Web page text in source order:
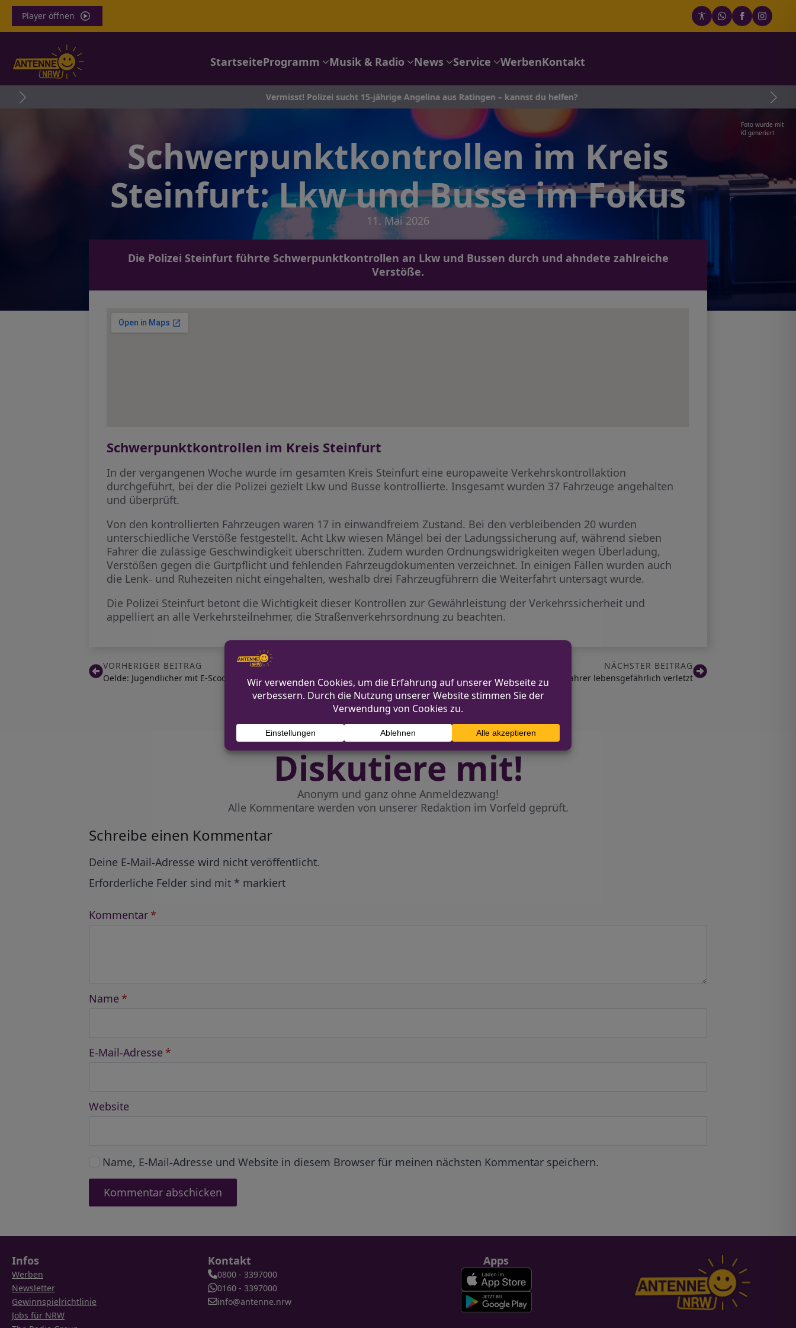
Player öffnen
StartseiteProgramm Musik & Radio News Service WerbenKontakt
Vermisst! Polizei sucht 15-jährige Angelina aus Ratingen – kannst du helfen?
Foto wurde mit
KI generiert
Schwerpunktkontrollen im Kreis
Steinfurt: Lkw und Busse im Fokus
11. Mai 2026
Die Polizei Steinfurt führte Schwerpunktkontrollen an Lkw und Bussen durch und ahndete zahlreiche
Verstöße.
Schwerpunktkontrollen im Kreis Steinfurt
In der vergangenen Woche wurde im gesamten Kreis Steinfurt eine europaweite Verkehrskontrollaktion
durchgeführt, bei der die Polizei gezielt Lkw und Busse kontrollierte. Insgesamt wurden 37 Fahrzeuge angehalten
und überprüft.
Von den kontrollierten Fahrzeugen waren 17 in einwandfreiem Zustand. Bei den verbleibenden 20 wurden
unterschiedliche Verstöße festgestellt. Acht Lkw wiesen Mängel bei der Ladungssicherung auf, während sieben
Fahrer die zulässige Geschwindigkeit überschritten. Zudem wurden Ordnungswidrigkeiten wegen Überladung,
Verstößen gegen die Gurtpflicht und fehlenden Fahrzeugdokumenten verzeichnet. In einigen Fällen wurden auch
die Lenk- und Ruhezeiten nicht eingehalten, weshalb drei Fahrzeugführern die Weiterfahrt untersagt wurde.
Die Polizei Steinfurt betont die Wichtigkeit dieser Kontrollen zur Gewährleistung der Verkehrssicherheit und
appelliert an alle Verkehrsteilnehmer, die Straßenverkehrsordnung zu beachten.
VORHERIGER BEITRAG
Oelde: Jugendlicher mit E-Scooter unter Alkohol- und Drogeneinfluss
NÄCHSTER BEITRAG
Schwerer Unfall in der Eifel – Motorradfahrer lebensgefährlich verletzt
Diskutiere mit!
Anonym und ganz ohne Anmeldezwang!
Alle Kommentare werden von unserer Redaktion im Vorfeld geprüft.
Schreibe einen Kommentar
Deine E-Mail-Adresse wird nicht veröffentlicht.
Erforderliche Felder sind mit * markiert
Kommentar *
Name *
E-Mail-Adresse *
Website
Name, E-Mail-Adresse und Website in diesem Browser für meinen nächsten Kommentar speichern.
Infos
Werben
Newsletter
Gewinnspielrichtlinie
Jobs für NRW
Kontakt
0800 - 3397000
0160 - 3397000
info@antenne.nrw
Apps